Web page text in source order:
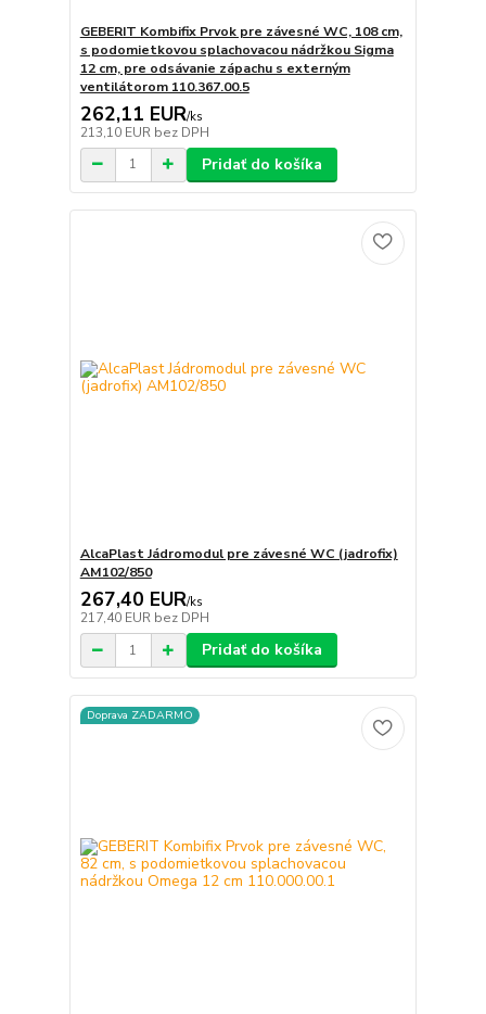
GEBERIT Kombifix Prvok pre závesné WC, 108 cm,
s podomietkovou splachovacou nádržkou Sigma
12 cm, pre odsávanie zápachu s externým
ventilátorom 110.367.00.5
262,11 EUR/ks
213,10 EUR bez DPH
Pridať do košíka
AlcaPlast Jádromodul pre závesné WC (jadrofix)
AM102/850
267,40 EUR/ks
217,40 EUR bez DPH
Pridať do košíka
Doprava ZADARMO